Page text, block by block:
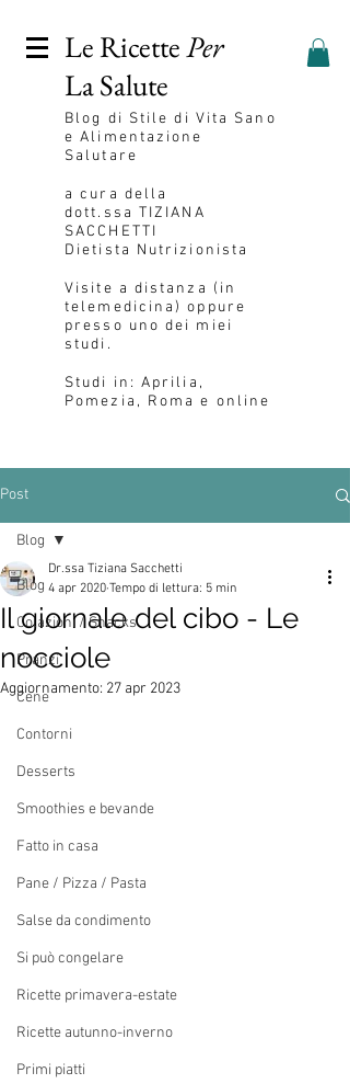
Le RicettePer
La Salute
Blog di Stile di Vita Sano
e Alimentazione
Salutare
a cura della
dott.ssa TIZIANA
SACCHETTI
Dietista Nutrizionista
Visite a distanza (in
telemedicina) oppure
presso uno dei miei
studi.
Studi in: Aprilia,
Pomezia, Roma e online
Post
Blog
Colazioni / Snacks
Pranzi
Cene
Contorni
Desserts
Smoothies e bevande
Fatto in casa
Pane / Pizza / Pasta
Salse da condimento
Si può congelare
Ricette primavera-estate
Ricette autunno-inverno
Primi piatti
Blog
Il giornale del cibo - Le
nocciole
Dr.ssa Tiziana Sacchetti
4 apr 2020 Tempo di lettura: 5 min
Aggiornamento: 27 apr 2023